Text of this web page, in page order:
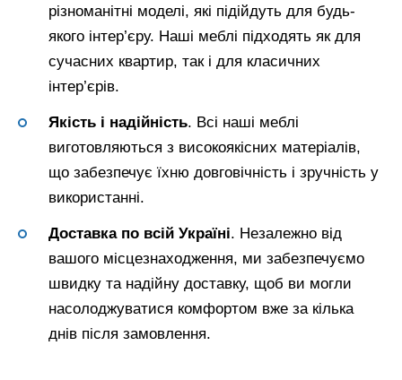
різноманітні моделі, які підійдуть для будь-
якого інтер’єру. Наші меблі підходять як для
сучасних квартир, так і для класичних
інтер’єрів.
Якість і надійність. Всі наші меблі
виготовляються з високоякісних матеріалів,
що забезпечує їхню довговічність і зручність у
використанні.
Доставка по всій Україні. Незалежно від
вашого місцезнаходження, ми забезпечуємо
швидку та надійну доставку, щоб ви могли
насолоджуватися комфортом вже за кілька
днів після замовлення.